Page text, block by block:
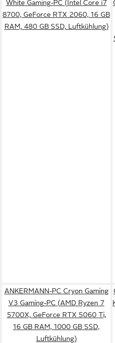
White Gaming-PC (Intel Core i7
8700, GeForce RTX 2060, 16 GB
RAM, 480 GB SSD, Luftkühlung)
ANKERMANN-PC Cryon Gaming
V3 Gaming-PC (AMD Ryzen 7
5700X, GeForce RTX 5060 Ti,
16 GB RAM, 1000 GB SSD,
Luftkühlung)